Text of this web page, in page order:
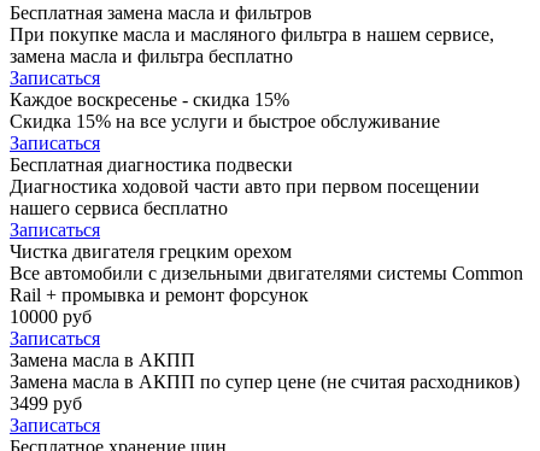
Бесплатная замена масла и фильтров
При покупке масла и масляного фильтра в нашем сервисе,
замена масла и фильтра бесплатно
Записаться
Каждое воскресенье - скидка 15%
Скидка 15% на все услуги и быстрое обслуживание
Записаться
Бесплатная диагностика подвески
Диагностика ходовой части авто при первом посещении
нашего сервиса бесплатно
Записаться
Чистка двигателя грецким орехом
Все автомобили c дизельными двигателями системы Common
Rail + промывка и ремонт форсунок
10000 руб
Записаться
Замена масла в АКПП
Замена масла в АКПП по супер цене (не считая расходников)
3499 руб
Записаться
Бесплатное хранение шин